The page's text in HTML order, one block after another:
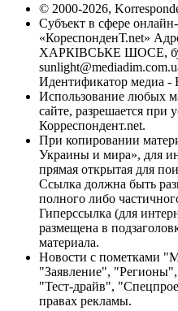
© 2000-2026,
Субъект в сфере
«КореспонденТ.net»
ХАРКІВСЬКЕ ШОСЕ,
Идентификатор медиа -
Использование любых
сайте, разрешается при
Корреспондент.net.
При копировании
Украины и мира», для
прямая открытая для
Ссылка должна быть
полного либо
Гиперссылка (для
размещена в
материала.
Новости с пометками
"Заявление",
"Тест-драйв",
правах рекламы.